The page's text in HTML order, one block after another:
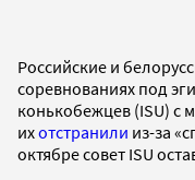
Российские и
соревнованиях под
конькобежцев (ISU) с
ихотстранили из-за
октябре совет ISU